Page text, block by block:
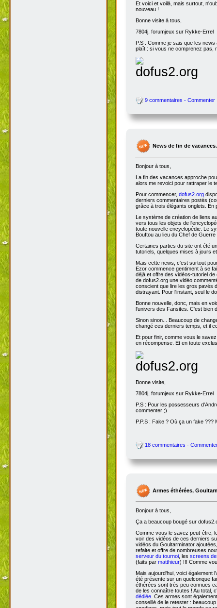
Et voici et voilà, mais surtout,
nouveau !
Bonne visite à tous,
7804j, forumjeux sur Rykke-Errel
P.S : Comme je sais que les
plaît : si vous ne comprenez pas,
9 commentaires - Commenter
News de fin de
Bonjour à tous,
La fin des vacances approche
alors me revoici pour rattraper le
Pour commencer, dofus2.org
derniers commentaires postés
grâce à trois élégants onglets. En
Le système de création de liens
vers tous les objets de
toute nouvelle encyclopédie. Le
Bouftou au lieu du Chef de
Certaines parties du site ont été
tutoriels, quelques mises à jours
Mais cette news, c'est surtout
Ezor commence gentiment à se
déjà et offre des vidéos-tutoriel
de dofus2.org une vidéo
conscient que lire les gros pavés
distrayant. Pour l'instant, seul le
Bonne nouvelle, donc, mais en
l'univers des Fansites. C'est bien
Sinon sinon... Beaucoup de
changé ces derniers temps, et il
Et pour finir, comme vous le
en récompense. Et en toute
Bonne visite,
7804j, forumjeux sur Rykke-Errel
P.S : Pour les possesseurs
commenter ;)
P.P.S : Fake ? Où ça un fake ???
18 commentaires -
Armes éthérées,
Bonjour à tous,
Ça a beaucoup bougé sur
Comme vous le savez peut-être,
voir des vidéos de ces derniers
vidéos du Goultarminator
refaite et offre de nombreuses
serveur du tournoi, les screens
(faits par matthieur) !!! Comme
Mais aujourd'hui, voici également
été présente sur un quelconque
éthérées sont très peu connues
de les connaître toutes ! Au total,
dédiée. Ces armes sont
conseillé de le retester :